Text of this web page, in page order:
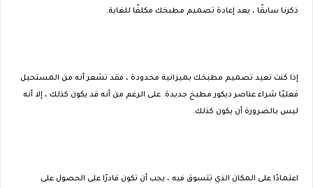
ذكرنا سابقًا ، يعد إعادة تصميم مطبخك مكلفًا للغاية.
إذا كنت تعيد تصميم مطبخك بميزانية محدودة ، فقد تشعر أنه من المستحيل
فعليًا شراء عناصر ديكور مطبخ جديدة. على الرغم من أنه قد يكون كذلك ، إلا أنه
ليس بالضرورة أن يكون كذلك.
اعتمادًا على المكان الذي تتسوق فيه ، يجب أن تكون قادرًا على الحصول على